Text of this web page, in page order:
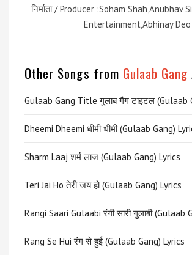
निर्माता / Producer :Soham Shah,Anubhav
Entertainment,Abhinay Deo
Other Songs from Gulaab Gang
Gulaab Gang Title गुलाब गैंग टाइटल (Gulaab
Dheemi Dheemi धीमी धीमी (Gulaab Gang)
Sharm Laaj शर्म लाज (Gulaab Gang) Lyrics
Teri Jai Ho तेरी जय हो (Gulaab Gang) Lyrics
Rangi Saari Gulaabi रंगी सारी गुलाबी (Gulaab
Rang Se Hui रंग से हुई (Gulaab Gang) Lyrics